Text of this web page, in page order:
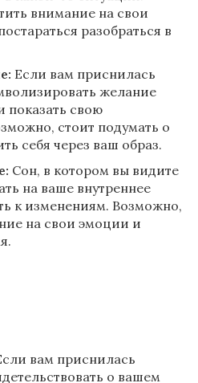
внимание на свои
разобраться в
Если вам приснилась
желание
показать свою
стоит подумать о
себя через ваш образ.
Сон, в котором вы видите
на ваше внутреннее
к изменениям. Возможно,
на свои эмоции и
вам приснилась
о вашем